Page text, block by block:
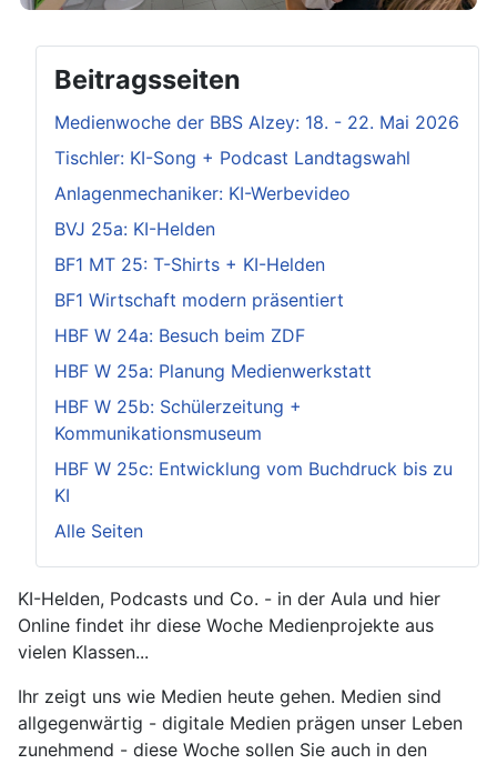
Beitragsseiten
Medienwoche der BBS Alzey: 18. - 22. Mai 2026
Tischler: KI-Song + Podcast Landtagswahl
Anlagenmechaniker: KI-Werbevideo
BVJ 25a: KI-Helden
BF1 MT 25: T-Shirts + KI-Helden
BF1 Wirtschaft modern präsentiert
HBF W 24a: Besuch beim ZDF
HBF W 25a: Planung Medienwerkstatt
HBF W 25b: Schülerzeitung +
Kommunikationsmuseum
HBF W 25c: Entwicklung vom Buchdruck bis zu
KI
Alle Seiten
KI-Helden, Podcasts und Co. - in der Aula und hier
Online findet ihr diese Woche Medienprojekte aus
vielen Klassen...
Ihr zeigt uns wie Medien heute gehen. Medien sind
allgegenwärtig - digitale Medien prägen unser Leben
zunehmend - diese Woche sollen Sie auch in den